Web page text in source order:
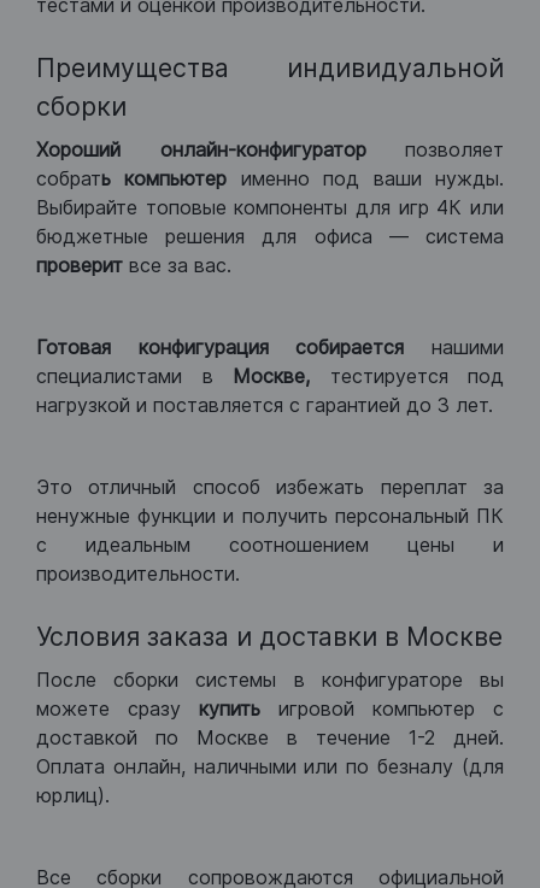
тестами и оценкой производительности.
Преимущества индивидуальной
сборки
Хороший онлайн-конфигураторпозволяет
собрать компьютер именно под ваши нужды.
Выбирайте топовые компоненты для игр 4К или
бюджетные решения для офиса — система
проверит все за вас.
Готовая конфигурация собираетсянашими
специалистами в Москве, тестируется под
нагрузкой и поставляется с гарантией до 3 лет.
Это отличный способ избежать переплат за
ненужные функции и получить персональный ПК
с идеальным соотношением цены и
производительности.
Условия заказа и доставки в Москве
После сборки системы в конфигураторе вы
можете сразу купить игровой компьютер с
доставкой по Москве в течение 1-2 дней.
Оплата онлайн, наличными или по безналу (для
юрлиц).
Все сборки сопровождаются официальной